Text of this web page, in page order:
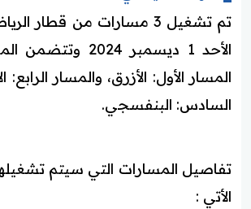
تم تشغيل 3 مسارات من قطار
الأحد 1 ديسمبر 2024
المسار الأول: الأزرق، والمسار الرابع:
السادس: البنفسجي.
تفاصيل المسارات التي سيتم
الأتي :